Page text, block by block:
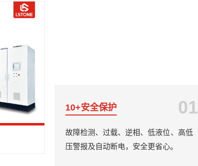
10+安全保护 01
故障检测、过载、逆相、低液位、高低
压警报及自动断电，安全更省心。